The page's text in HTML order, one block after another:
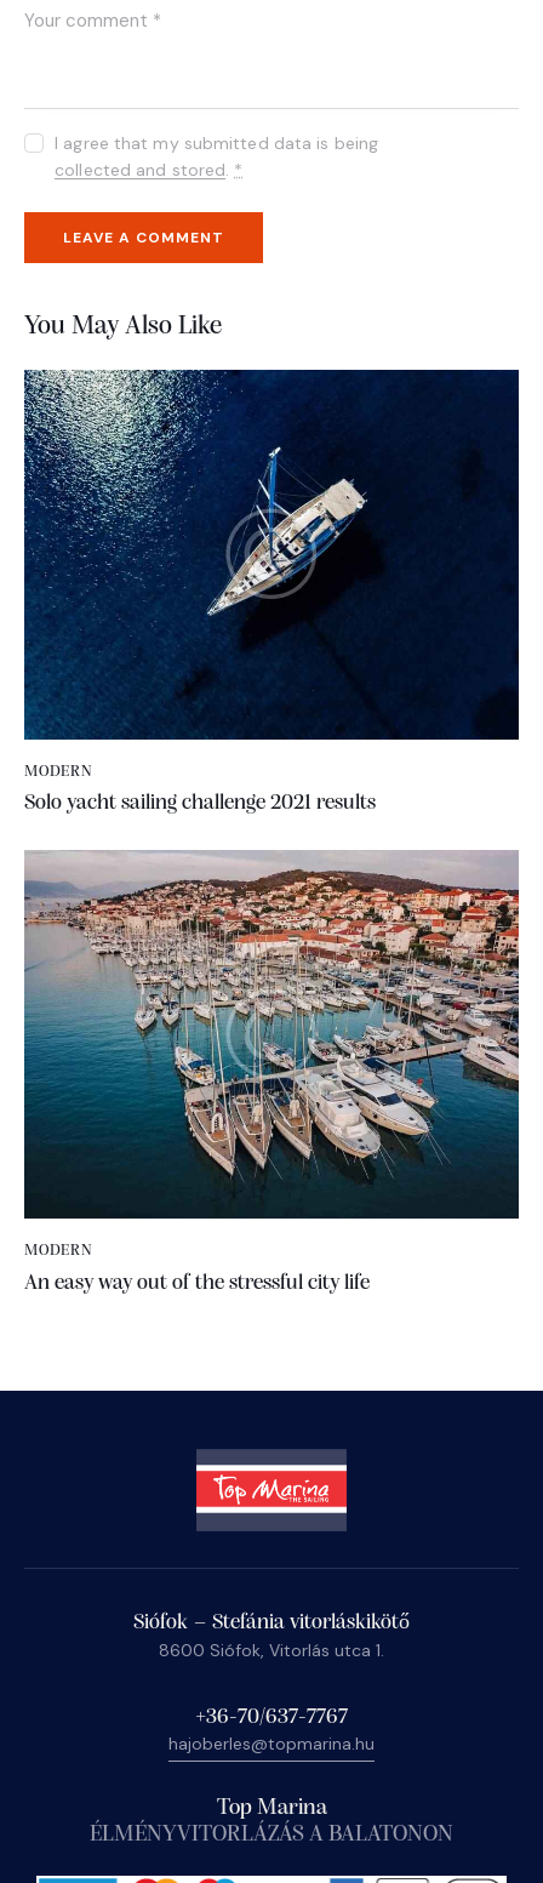
I agree that my submitted data is being
collected and stored. *
You May Also Like
MODERN
Solo yacht sailing challenge 2021 results
MODERN
An easy way out of the stressful city life
Siófok – Stefánia vitorláskikötő
8600 Siófok, Vitorlás utca 1.
+36-70/637-7767
hajoberles@topmarina.hu
Top Marina
ÉLMÉNYVITORLÁZÁS A BALATONON